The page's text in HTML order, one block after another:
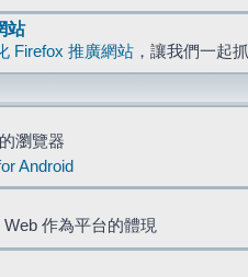
站
Firefox 推廣網站 ，讓我們一起
瀏覽器
Android
作為平台的體現